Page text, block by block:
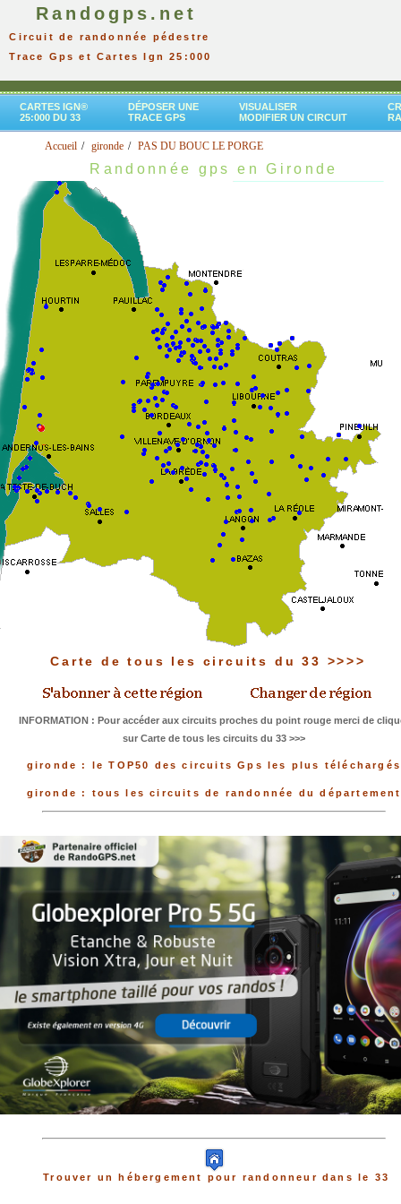
Randogps.net
Circuit de randonnée pédestre
Trace Gps et Cartes Ign 25:000
CARTES IGN®
25:000 DU 33
DÉPOSER UNE
TRACE GPS
VISUALISER
MODIFIER UN CIRCUIT
Accueil gironde PAS DU BOUC LE PORGE
Randonnée gps en Gironde
Carte de tous les circuits du 33 >>>>
INFORMATION : Pour accéder aux circuits proches du point rouge merci de
sur Carte de tous les circuits du 33 >>>
gironde : le TOP50 des circuits Gps les plus téléchargés
gironde : tous les circuits de randonnée du département
Trouver un hébergement pour randonneur dans le 33